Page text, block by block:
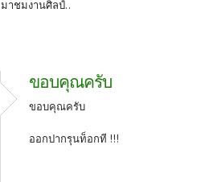
มาชมงานศิลป์..
ขอบคุณครับ
ขอบคุณครับ
ออกปากรุนท็อกที !!!